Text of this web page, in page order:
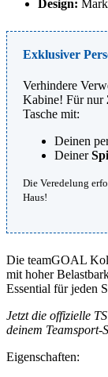
Design:
Exklusiver
Verhindere
Kabine! Für nur
Tasche mit:
Deinen
Deiner
Die Veredelung
Haus!
Die teamGOAL
mit hoher
Essential für jeden
Jetzt die offizielle
deinem Teamsport-
Eigenschaften: